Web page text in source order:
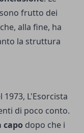
frutto dei
che, alla fine, ha
la struttura
L'Esorcista
di poco conto.
dopo che i